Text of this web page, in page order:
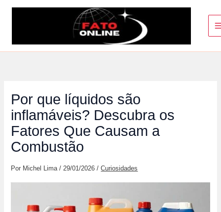
conteúdo
Por que líquidos são
inflamáveis? Descubra os
Fatores Que Causam a
Combustão
Por Michel Lima/29/01/2026/Curiosidades